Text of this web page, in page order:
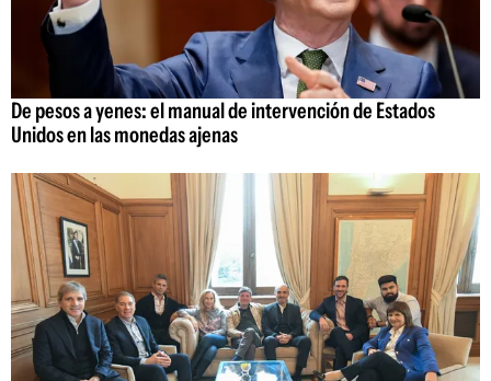
De pesos a yenes: el manual de intervención de Estados
Unidos en las monedas ajenas